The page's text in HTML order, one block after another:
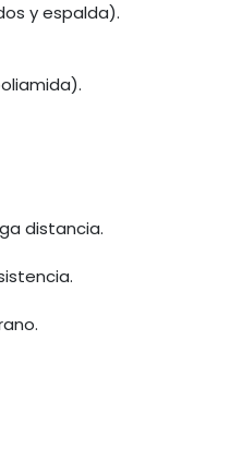
y espalda).
distancia.